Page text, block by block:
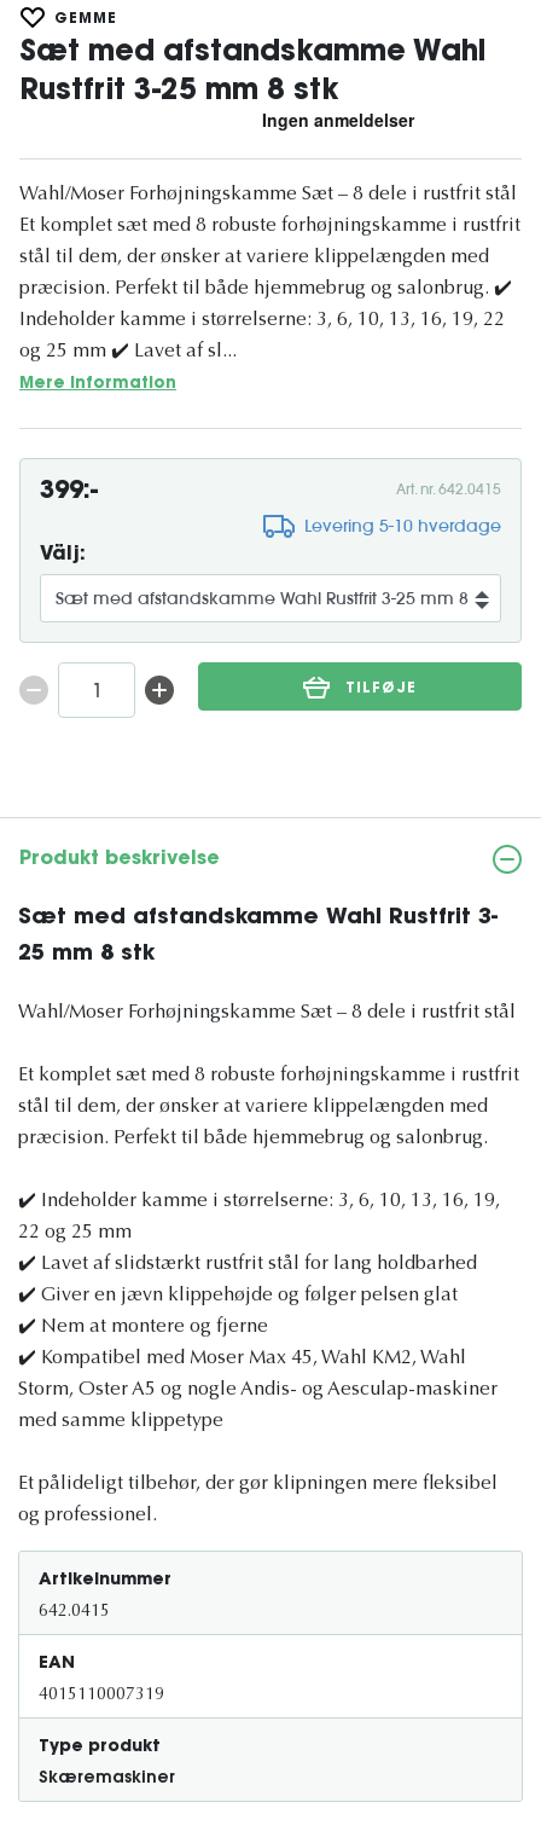
GEMME
Sæt med afstandskamme Wahl
Rustfrit 3-25 mm 8 stk
Wahl/Moser Forhøjningskamme Sæt – 8 dele i rustfrit stål
Et komplet sæt med 8 robuste forhøjningskamme i rustfrit
stål til dem, der ønsker at variere klippelængden med
præcision. Perfekt til både hjemmebrug og salonbrug. ✔️
Indeholder kamme i størrelserne: 3, 6, 10, 13, 16, 19, 22
og 25 mm ✔️ Lavet af sl...
Mere information
399:- Art. nr. 642.0415
Levering 5-10 hverdage
Välj:
TILFØJE
Produkt beskrivelse
Sæt med afstandskamme Wahl Rustfrit 3-
25 mm 8 stk
Wahl/Moser Forhøjningskamme Sæt – 8 dele i rustfrit stål
Et komplet sæt med 8 robuste forhøjningskamme i rustfrit
stål til dem, der ønsker at variere klippelængden med
præcision. Perfekt til både hjemmebrug og salonbrug.
✔️ Indeholder kamme i størrelserne: 3, 6, 10, 13, 16, 19,
22 og 25 mm
✔️ Lavet af slidstærkt rustfrit stål for lang holdbarhed
✔️ Giver en jævn klippehøjde og følger pelsen glat
✔️ Nem at montere og fjerne
✔️ Kompatibel med Moser Max 45, Wahl KM2, Wahl
Storm, Oster A5 og nogle Andis- og Aesculap-maskiner
med samme klippetype
Et pålideligt tilbehør, der gør klipningen mere fleksibel
og professionel.
Artikelnummer
642.0415
EAN
4015110007319
Type produkt
Skæremaskiner